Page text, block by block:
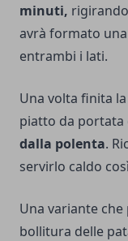
minuti,
avrà formato
entrambi i lati.
Una volta finita
piatto da portata
dalla polenta.
servirlo caldo
Una variante
bollitura delle